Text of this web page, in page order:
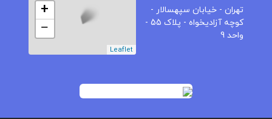
تهران - خیابان سپهسالار -
کوچه آزادیخواه - پلاک 55 -
واحد 9
+
−
Leaflet